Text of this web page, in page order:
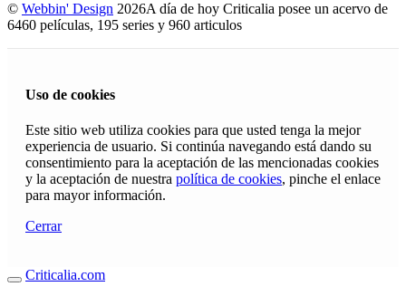
© Webbin' Design 2026A día de hoy Criticalia posee un acervo de
6460 películas, 195 series y 960 articulos
Uso de cookies
Este sitio web utiliza cookies para que usted tenga la mejor
experiencia de usuario. Si continúa navegando está dando su
consentimiento para la aceptación de las mencionadas cookies
y la aceptación de nuestra política de cookies, pinche el enlace
para mayor información.
Cerrar
Criticalia.com